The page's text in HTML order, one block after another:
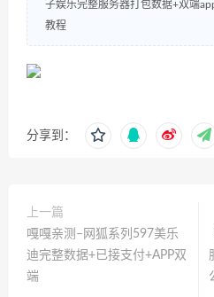
子娱乐完整服务器打包数据+双端
教程
分享到：
上一篇
嘎嘎亲测–网狐系列597美乐
迪完整数据+已接支付+APP双
端